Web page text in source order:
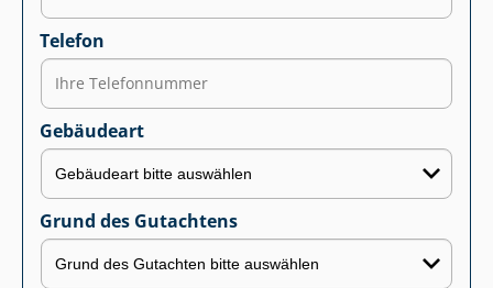
Telefon
Gebäudeart
Grund des Gutachtens